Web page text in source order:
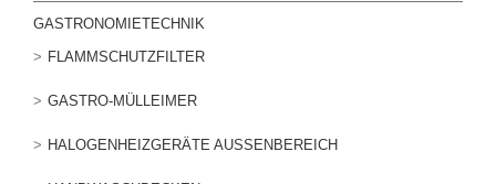
GASTRONOMIETECHNIK
FLAMMSCHUTZFILTER
GASTRO-MÜLLEIMER
HALOGENHEIZGERÄTE AUSSENBEREICH